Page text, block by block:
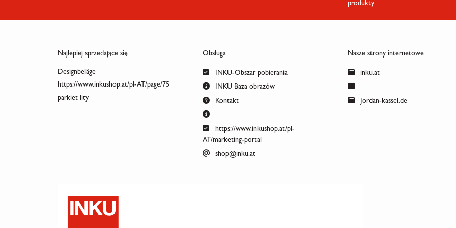
produkty
Najlepiej sprzedające się
Designbeläge
https://www.inkushop.at/pl-AT/page/75
parkiet lity
Obsługa
INKU-Obszar pobierania
INKU Baza obrazów
Kontakt
https://www.inkushop.at/pl-
AT/marketing-portal
shop@inku.at
Nasze strony internetowe
inku.at
Jordan-kassel.de